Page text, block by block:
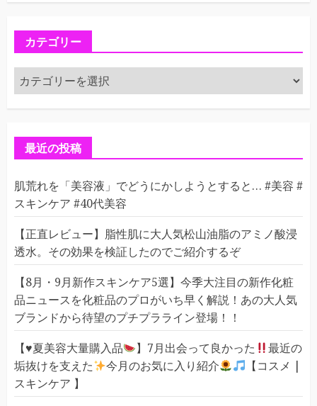
カテゴリー
カ
テ
ゴ
最近の投稿
肌荒れを「美容液」でどうにかしようとすると… #美容 #
スキンケア #40代美容
【正直レビュー】脂性肌に大人気松山油脂のアミノ酸浸
透水。その効果を検証したのでご紹介するぞ
【8月・9月新作スキンケア5選】今季大注目の新作化粧
品ニュースを化粧品のプロがいち早く解説！あの大人気
ブランドから待望のプチプラライン登場！！
【♥️夏美容大量購入品 】7月出会って良かった
最近の
垢抜けを支えた
今月のお気に入り紹介
【コスメ |
スキンケア 】